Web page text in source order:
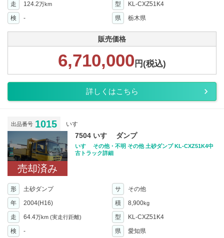
走 124.2万km 型
KL-CXZ51K4
検
- 県 栃木県
販売価格
6,710,000 円(税込)
詳しくはこちら
出品番号 1015 いすゞ
売却済み
7504 いすゞ ダンプ
いすゞ その他・不明 その他 土砂ダンプ KL-CXZ51K4中
古トラック詳細
形 土砂ダンプ サ
その他
年
2004(H16) 積 8,900kg
走 64.4万km (実走行距離) 型
KL-CXZ51K4
検
- 県 愛知県